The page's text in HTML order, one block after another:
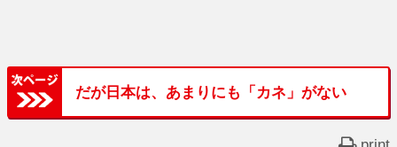
だが日本は、あまりにも「カネ」がない